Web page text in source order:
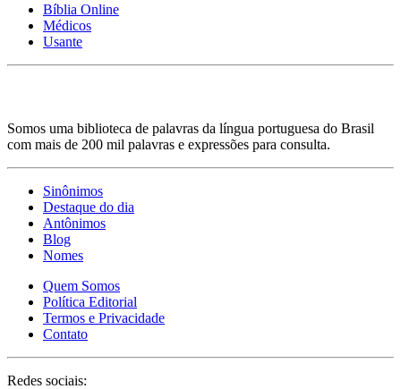
Bíblia Online
Médicos
Usante
Somos uma biblioteca de palavras da língua portuguesa do Brasil
com mais de 200 mil palavras e expressões para consulta.
Sinônimos
Destaque do dia
Antônimos
Blog
Nomes
Quem Somos
Política Editorial
Termos e Privacidade
Contato
Redes sociais: